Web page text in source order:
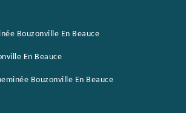
Bouzonville En Beauce
En Beauce
Bouzonville En Beauce